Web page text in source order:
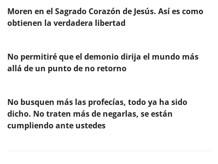
Moren en el Sagrado Corazón de Jesús. Así es como
obtienen la verdadera libertad
No permitiré que el demonio dirija el mundo más
allá de un punto de no retorno
No busquen más las profecías, todo ya ha sido
dicho. No traten más de negarlas, se están
cumpliendo ante ustedes